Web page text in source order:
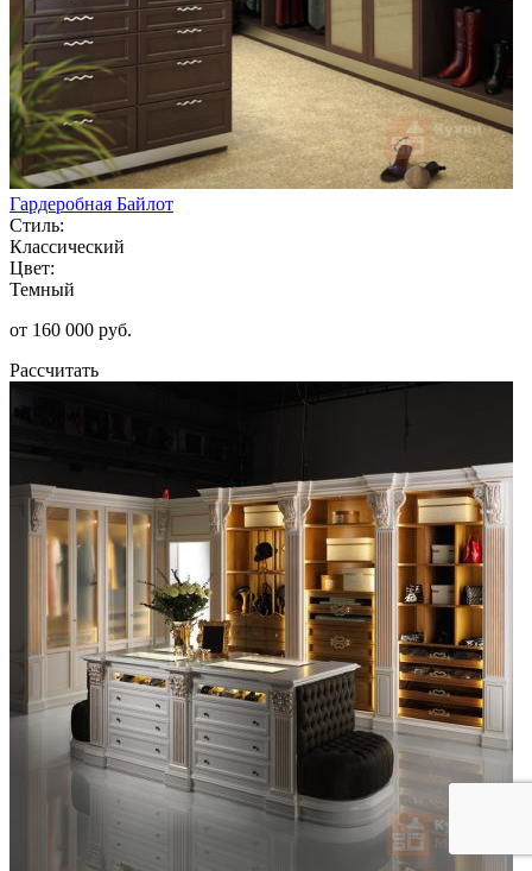
Гардеробная Байлот
Стиль:
Классический
Цвет:
Темный
от 160 000 руб.
Рассчитать